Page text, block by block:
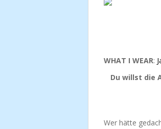
WHAT I WEAR:
Du willst die
Wer hätte